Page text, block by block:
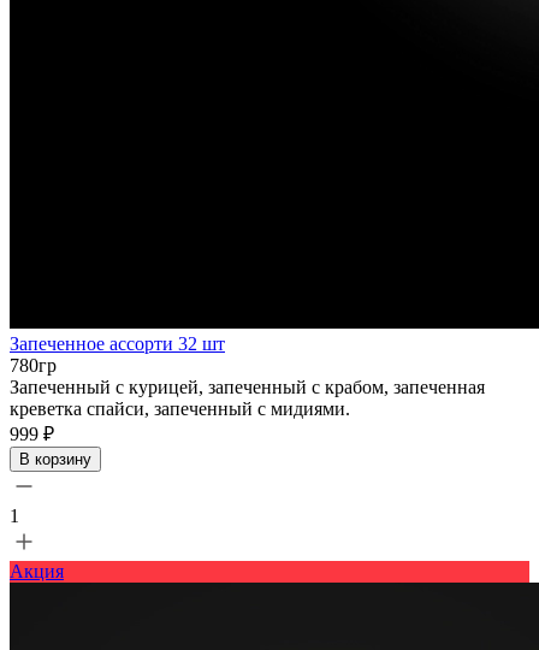
Запеченное ассорти 32 шт
780гр
Запеченный с курицей, запеченный с крабом, запеченная
креветка спайси, запеченный с мидиями.
999 ₽
В корзину
1
Акция